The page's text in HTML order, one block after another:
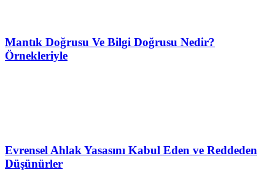
Mantık Doğrusu Ve Bilgi Doğrusu Nedir?
Örnekleriyle
Evrensel Ahlak Yasasını Kabul Eden ve Reddeden
Düşünürler